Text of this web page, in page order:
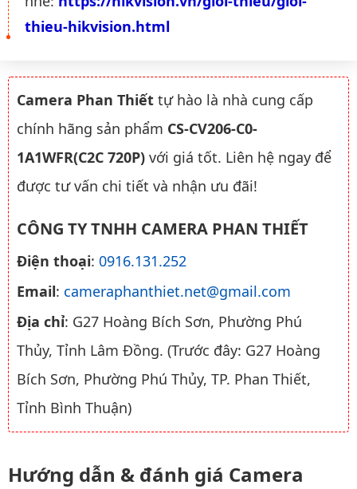
thieu-hikvision.html
Camera Phan Thiết tự hào là nhà cung cấp
chính hãng sản phẩm CS-CV206-C0-
1A1WFR(C2C 720P) với giá tốt. Liên hệ ngay để
được tư vấn chi tiết và nhận ưu đãi!
CÔNG TY TNHH CAMERA PHAN THIẾT
Điện thoại: 0916.131.252
Email: cameraphanthiet.net@gmail.com
Địa chỉ: G27 Hoàng Bích Sơn, Phường Phú
Thủy, Tỉnh Lâm Đồng. (Trước đây: G27 Hoàng
Bích Sơn, Phường Phú Thủy, TP. Phan Thiết,
Tỉnh Bình Thuận)
Hướng dẫn & đánh giá Camera